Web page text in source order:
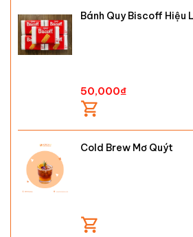
Bánh Quy Biscoff Hiệu
50,000₫
Cold Brew Mơ Quýt